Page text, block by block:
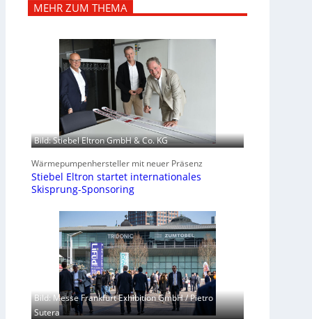
MEHR ZUM THEMA
Bild: Stiebel Eltron GmbH & Co. KG
Wärmepumpenhersteller mit neuer Präsenz
Stiebel Eltron startet internationales
Skisprung-Sponsoring
Bild: Messe Frankfurt Exhibition GmbH / Pietro
Sutera